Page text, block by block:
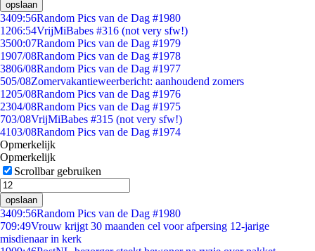
opslaan
3409:56Random Pics van de Dag #1980
1206:54VrijMiBabes #316 (not very sfw!)
3500:07Random Pics van de Dag #1979
1907/08Random Pics van de Dag #1978
3806/08Random Pics van de Dag #1977
505/08Zomervakantieweerbericht: aanhoudend zomers
1205/08Random Pics van de Dag #1976
2304/08Random Pics van de Dag #1975
703/08VrijMiBabes #315 (not very sfw!)
4103/08Random Pics van de Dag #1974
Opmerkelijk
Opmerkelijk
Scrollbar gebruiken
opslaan
3409:56Random Pics van de Dag #1980
709:49Vrouw krijgt 30 maanden cel voor afpersing 12-jarige
misdienaar in kerk